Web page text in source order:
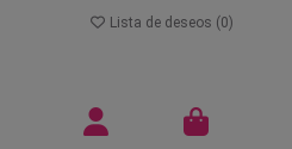
Lista de deseos (0)